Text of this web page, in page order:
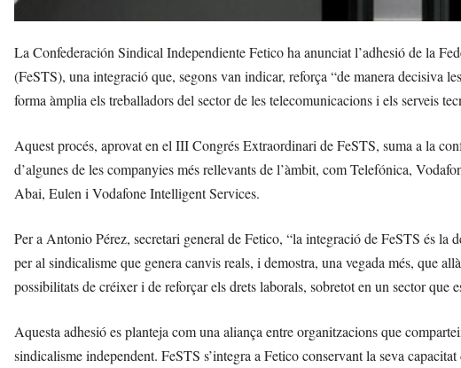
La Confederación Sindical Independiente Fetico ha anunciat l’adhesió de la
(FeSTS), una integració que, segons van indicar, reforça “de manera decisiva
forma àmplia els treballadors del sector de les telecomunicacions i els serveis
Aquest procés, aprovat en el III Congrés Extraordinari de FeSTS, suma a la
d’algunes de les companyies més rellevants de l’àmbit, com Telefónica,
Abai, Eulen i Vodafone Intelligent Services.
Per a Antonio Pérez, secretari general de Fetico, “la integració de FeSTS és la
per al sindicalisme que genera canvis reals, i demostra, una vegada més, que
possibilitats de créixer i de reforçar els drets laborals, sobretot en un sector que
Aquesta adhesió es planteja com una aliança entre organitzacions que
sindicalisme independent. FeSTS s’integra a Fetico conservant la seva